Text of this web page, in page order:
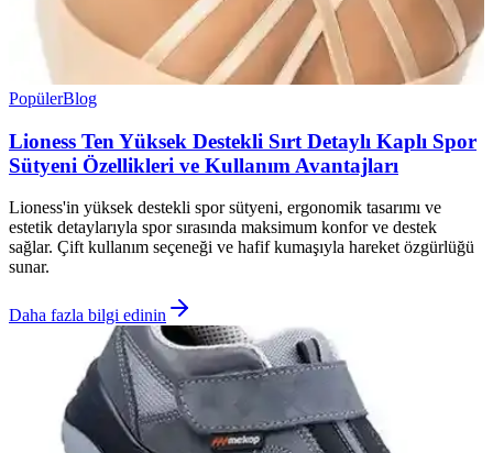
PopülerBlog
Lioness Ten Yüksek Destekli Sırt Detaylı Kaplı Spor
Sütyeni Özellikleri ve Kullanım Avantajları
Lioness'in yüksek destekli spor sütyeni, ergonomik tasarımı ve
estetik detaylarıyla spor sırasında maksimum konfor ve destek
sağlar. Çift kullanım seçeneği ve hafif kumaşıyla hareket özgürlüğü
sunar.
Daha fazla bilgi edinin